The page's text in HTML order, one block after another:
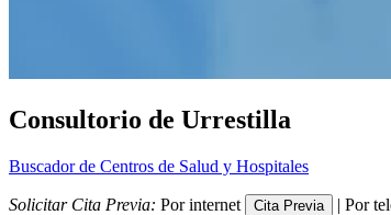
Consultorio de Urrestilla
Buscador de Centros de Salud y Hospitales
Solicitar Cita Previa: Por internet | Por